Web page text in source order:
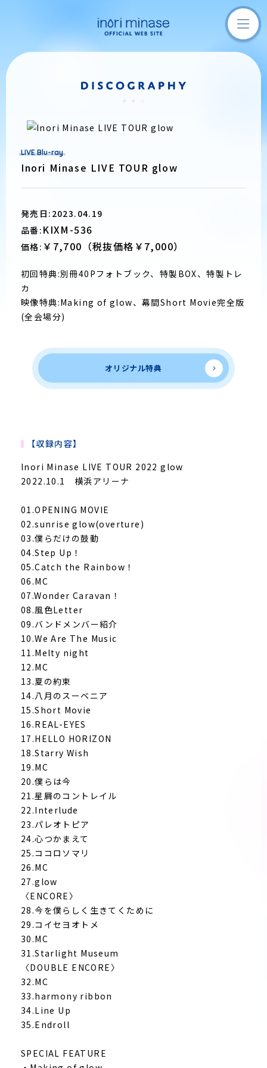
LIVE Blu-ray
Inori Minase LIVE TOUR glow
発売日:2023.04.19
品番: KIXM-536
価格: ￥ 7,700 （税抜価格￥ 7,000）
初回特典:別冊40Pフォトブック、特製BOX、特製トレ
カ
映像特典:Making of glow、幕間Short Movie完全版
(全会場分)
オリジナル特典
【収録内容】
Inori Minase LIVE TOUR 2022 glow
2022.10.1 横浜アリーナ
01.OPENING MOVIE
02.sunrise glow(overture)
03.僕らだけの鼓動
04.Step Up！
05.Catch the Rainbow！
06.MC
07.Wonder Caravan！
08.風色Letter
09.バンドメンバー紹介
10.We Are The Music
11.Melty night
12.MC
13.夏の約束
14.八月のスーベニア
15.Short Movie
16.REAL-EYES
17.HELLO HORIZON
18.Starry Wish
19.MC
20.僕らは今
21.星屑のコントレイル
22.Interlude
23.パレオトピア
24.心つかまえて
25.ココロソマリ
26.MC
27.glow
〈ENCORE〉
28.今を僕らしく生きてくために
29.コイセヨオトメ
30.MC
31.Starlight Museum
〈DOUBLE ENCORE〉
32.MC
33.harmony ribbon
34.Line Up
35.Endroll
SPECIAL FEATURE